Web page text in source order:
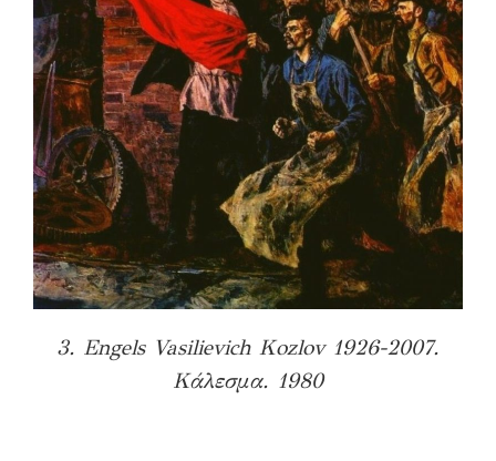
3. Engels Vasilievich Kozlov 1926-2007.
Κάλεσμα. 1980